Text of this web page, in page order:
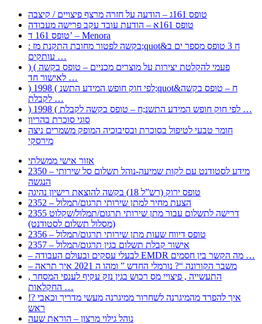
טופס 161ג – הודעה על חזרה מרצף פיצויים / קיצבה
טופס 161א – הודעת עובד עקב פרישה מעבודה
טופס 161 ד’ – Menora
: בקשה לפטור מחובת התקנת מז;quot&ח 3 טופס מספר ים ב
עותקים …
) ( פעמי להקלטת יצירות על מוצרים מכניים – טופס בקשה
לאישור חד …
) 1998 ( לפי חוק חופש המידע התשנ;quot&ח – טופס בקשה
לקבלת …
) 1998 ( לפי חוק חופש המידע התשנ;ח – טופס בקשה לקבלת …
סוגי סוכרת בהריון
חומר טבעי לטיפול בסוכרת ובסיבוכיה המופק משמרים ניצה
מירסקי
אזור אישי ממשלתי
2350 – מידע לסטודנט עם לקות שמיעה-נוהל תשלום סל שירותי
הנגשה
טופס ירוק (רש”ל 18) בקשה להוצאת רישיון נהיגה
2352 – הצעת מחיר למתן שירותי תרגום/תמלול
2355 דרישה לתשלום עבור מתן שירותי תרגום/תמלול/שקלוט
(מסלול תשלום לסטודנט)
2356 – טופס דיווח שעות מתן שירותי תרגום/תמלול
2357 – אישור קבלת תשלום בגין תרגום/תמלול
– לבעלי עסקים ובעולם העבודה EMDR מה הקשר בין חסמים …
– משבר הקורונה “? נורמלי החדש ” ומהו ה 2021 איך תראה
, התעשייה , פיצויי מס רכוש בגין נזק עקיף לענפי המסחר
החקלאות …
!? איך להפרד מהמיגרנה לשחרור ממיגרנה מעשי מדריך וכאבי
ראש
נוהל גילוי מרצון – הוראת שעה